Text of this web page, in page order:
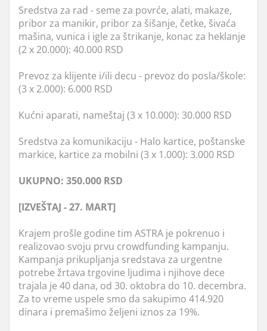
Sredstva za rad - seme za povrće, alati, makaze,
pribor za manikir, pribor za šišanje, četke, šivaća
mašina, vunica i igle za štrikanje, konac za heklanje
(2 x 20.000): 40.000 RSD
Prevoz za klijente i/ili decu - prevoz do posla/škole:
(3 x 2.000): 6.000 RSD
Kućni aparati, nameštaj (3 x 10.000): 30.000 RSD
Sredstva za komunikaciju - Halo kartice, poštanske
markice, kartice za mobilni (3 x 1.000): 3.000 RSD
UKUPNO: 350.000 RSD
[IZVEŠTAJ - 27. MART]
Krajem prošle godine tim ASTRA je pokrenuo i
realizovao svoju prvu crowdfunding kampanju.
Kampanja prikupljanja sredstava za urgentne
potrebe žrtava trgovine ljudima i njihove dece
trajala je 40 dana, od 30. oktobra do 10. decembra.
Za to vreme uspele smo da sakupimo 414.920
dinara i premašimo željeni iznos za 19%.